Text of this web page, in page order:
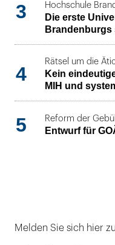
3
Hochschule
Die erste
Brandenburgs
4
Rätsel um die
Kein
MIH und
5 Reform der
Entwurf für
Melden Sie sich hier